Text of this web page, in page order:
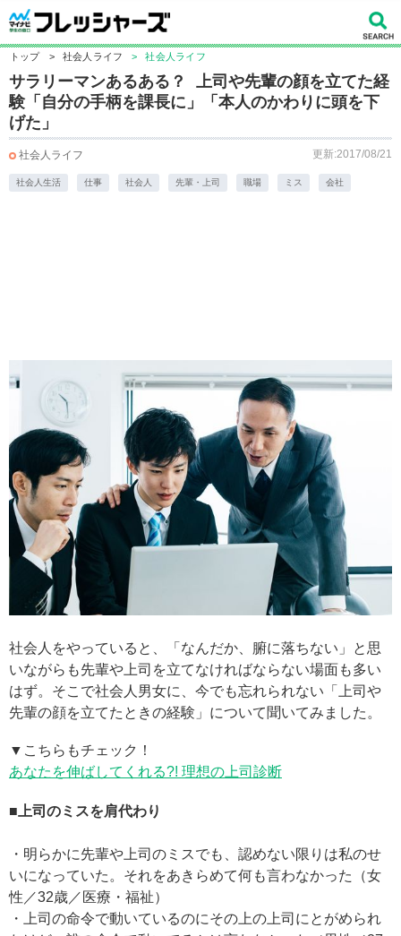
トップ > 社会人ライフ > 社会人ライフ
サラリーマンあるある？ 上司や先輩の顔を立てた経
験「自分の手柄を課長に」「本人のかわりに頭を下
げた」
社会人ライフ 更新:2017/08/21
社会人生活 仕事 社会人 先輩・上司 職場 ミス 会社
社会人をやっていると、「なんだか、腑に落ちない」と思
いながらも先輩や上司を立てなければならない場面も多い
はず。そこで社会人男女に、今でも忘れられない「上司や
先輩の顔を立てたときの経験」について聞いてみました。
▼こちらもチェック！
あなたを伸ばしてくれる?! 理想の上司診断
■上司のミスを肩代わり
・明らかに先輩や上司のミスでも、認めない限りは私のせ
いになっていた。それをあきらめて何も言わなかった（女
性／32歳／医療・福祉）
・上司の命令で動いているのにその上の上司にとがめられ